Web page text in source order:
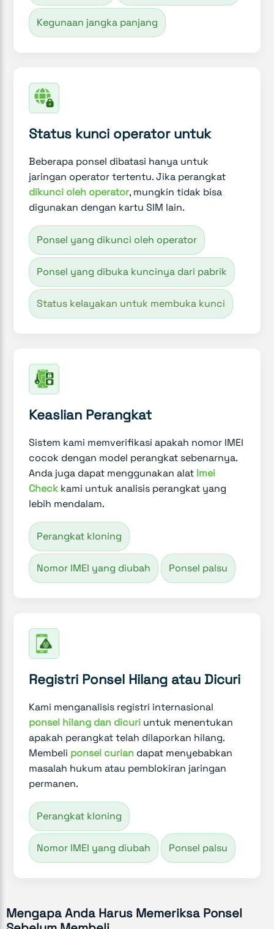
Kegunaan jangka panjang
Status kunci operator untuk
Beberapa ponsel dibatasi hanya untuk
jaringan operator tertentu. Jika perangkat
dikunci oleh operator, mungkin tidak bisa
digunakan dengan kartu SIM lain.
Ponsel yang dikunci oleh operator
Ponsel yang dibuka kuncinya dari pabrik
Status kelayakan untuk membuka kunci
Keaslian Perangkat
Sistem kami memverifikasi apakah nomor IMEI
cocok dengan model perangkat sebenarnya.
Anda juga dapat menggunakan alat Imei
Check kami untuk analisis perangkat yang
lebih mendalam.
Perangkat kloning
Nomor IMEI yang diubah Ponsel palsu
Registri Ponsel Hilang atau Dicuri
Kami menganalisis registri internasional
ponsel hilang dan dicuri untuk menentukan
apakah perangkat telah dilaporkan hilang.
Membeli ponsel curian dapat menyebabkan
masalah hukum atau pemblokiran jaringan
permanen.
Perangkat kloning
Nomor IMEI yang diubah Ponsel palsu
Mengapa Anda Harus Memeriksa Ponsel